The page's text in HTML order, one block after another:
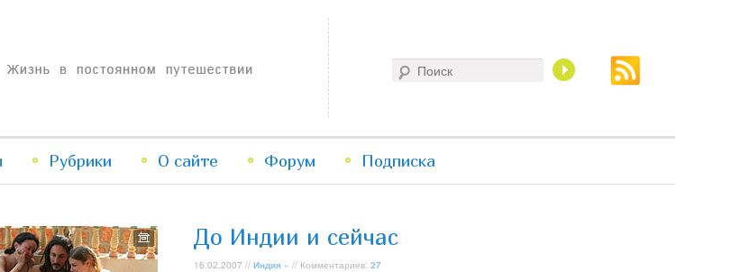
путешествии
Перейти
основному
Перейти
дополнительному
Рубрики О сайте Форум Подписка
До Индии и сейчас
16.02.2007 // Индия » // Комментариев: 27